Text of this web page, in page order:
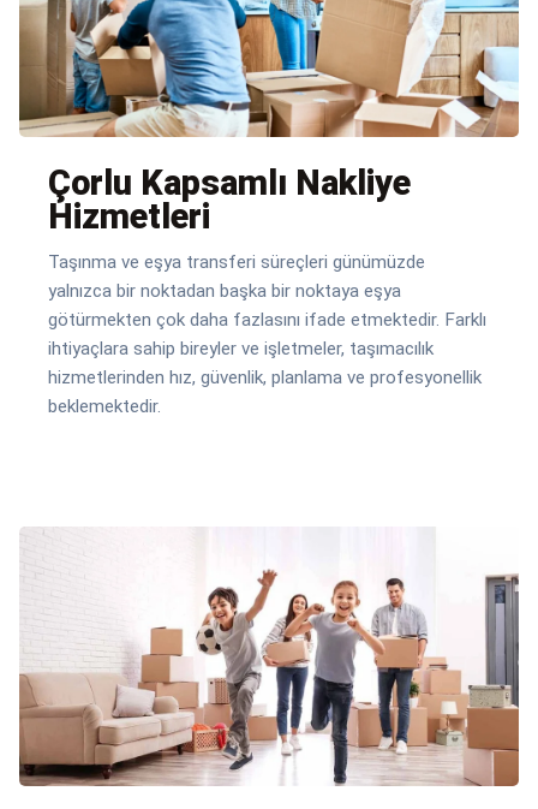
Çorlu Kapsamlı Nakliye
Hizmetleri
Taşınma ve eşya transferi süreçleri günümüzde
yalnızca bir noktadan başka bir noktaya eşya
götürmekten çok daha fazlasını ifade etmektedir. Farklı
ihtiyaçlara sahip bireyler ve işletmeler, taşımacılık
hizmetlerinden hız, güvenlik, planlama ve profesyonellik
beklemektedir.